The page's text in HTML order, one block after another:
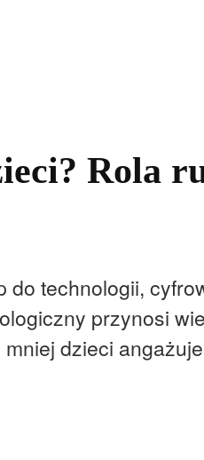
Rola
technologii,
przynosi
dzieci